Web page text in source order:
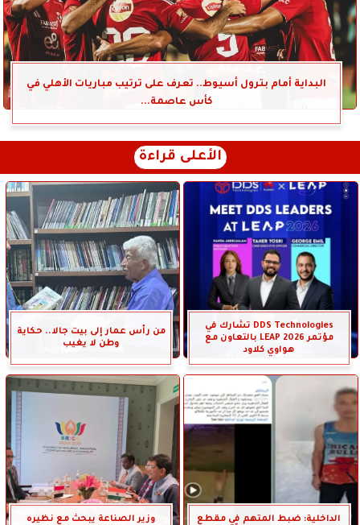
البداية أمام بترول أسيوط.. تعرف على ترتيب مباريات الأهلي في
كأس عاصمة...
الأعلى قراءة
DDS Technologies تشارك في
مؤتمر LEAP 2026 بالتعاون مع
هواوي كلاود
من رأس عمار إلى بيت جالا.. حكاية
وطن لا يغيب
الداخلية: ضبط المتهم في مقطع
وزير الصناعة يبحث مع نظيره